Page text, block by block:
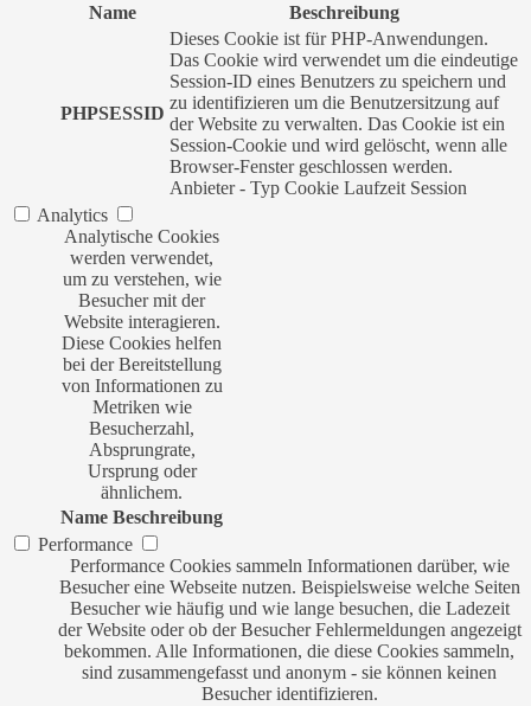
Name
Beschreibung
PHPSESSID
Dieses Cookie ist für PHP-Anwendungen.
Das Cookie wird verwendet um die eindeutige
Session-ID eines Benutzers zu speichern und
zu identifizieren um die Benutzersitzung auf
der Website zu verwalten. Das Cookie ist ein
Session-Cookie und wird gelöscht, wenn alle
Browser-Fenster geschlossen werden.
Anbieter - Typ Cookie Laufzeit Session
Analytics
Analytische Cookies
werden verwendet,
um zu verstehen, wie
Besucher mit der
Website interagieren.
Diese Cookies helfen
bei der Bereitstellung
von Informationen zu
Metriken wie
Besucherzahl,
Absprungrate,
Ursprung oder
ähnlichem.
Name Beschreibung
Performance
Performance Cookies sammeln Informationen darüber, wie
Besucher eine Webseite nutzen. Beispielsweise welche Seiten
Besucher wie häufig und wie lange besuchen, die Ladezeit
der Website oder ob der Besucher Fehlermeldungen angezeigt
bekommen. Alle Informationen, die diese Cookies sammeln,
sind zusammengefasst und anonym - sie können keinen
Besucher identifizieren.